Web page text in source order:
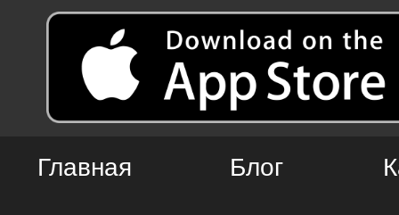
Главная Блог